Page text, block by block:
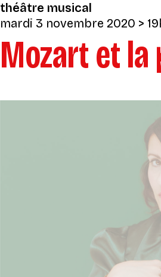
théâtre musical
mardi 3 novembre 2020 >
Mozart et la